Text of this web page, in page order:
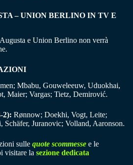
– UNION BERLINO IN TV E
e Union Berlino non verrà
Mbabu, Gouweleeuw, Uduokhai,
Maier; Vargas; Tietz, Demirović.
2): Rønnow; Doekhi, Vogt, Leite;
Juranovic; Volland, Aaronson.
sulle quote scommesse e le
visitare la sezione dedicata